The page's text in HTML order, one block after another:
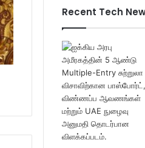
Recent Tech